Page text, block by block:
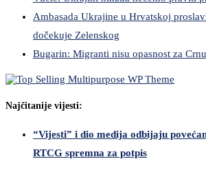
Ambasada Ukrajine u Hrvatskoj
dočekuje Zelenskog
Bugarin: Migranti nisu opasnost za
Najčitanije vijesti:
“Vijesti” i dio medija odbijaju
RTCG spremna za potpis